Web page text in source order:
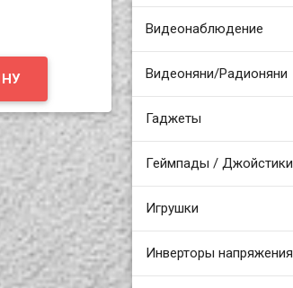
Видеонаблюдение
Видеоняни/Радионяни
Гаджеты
Геймпады / Джойстики
Игрушки
Инверторы напряжения